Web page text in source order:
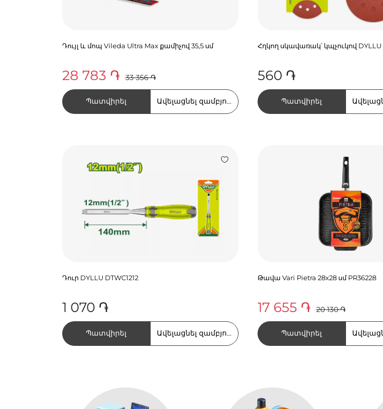
Դույլ և մոպ Vileda Ultra Max քամիչով 35,5 սմ
28 783 ֏ 33 356 ֏
Պատվիրել Ավելացնել զամբյուղում
Հղկող սկավառակ՝ կպչուկով DYLLU
560 ֏
Պատվիրել
Դուր DYLLU DTWC1212
1 070 ֏
Պատվիրել Ավելացնել զամբյուղում
Թավա Vari Pietra 28x28 սմ PR36228
17 655 ֏ 20 130 ֏
Պատվիրել